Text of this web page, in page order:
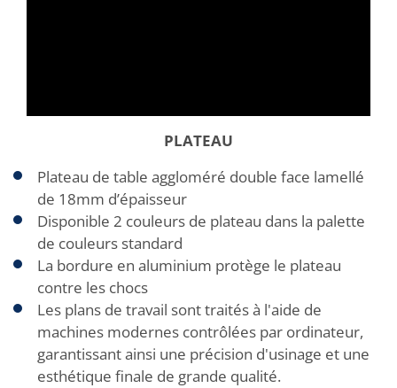
PLATEAU
Plateau de table aggloméré double face lamellé
de 18mm d’épaisseur
Disponible 2 couleurs de plateau dans la palette
de couleurs standard
La bordure en aluminium protège le plateau
contre les chocs
Les plans de travail sont traités à l'aide de
machines modernes contrôlées par ordinateur,
garantissant ainsi une précision d'usinage et une
esthétique finale de grande qualité.